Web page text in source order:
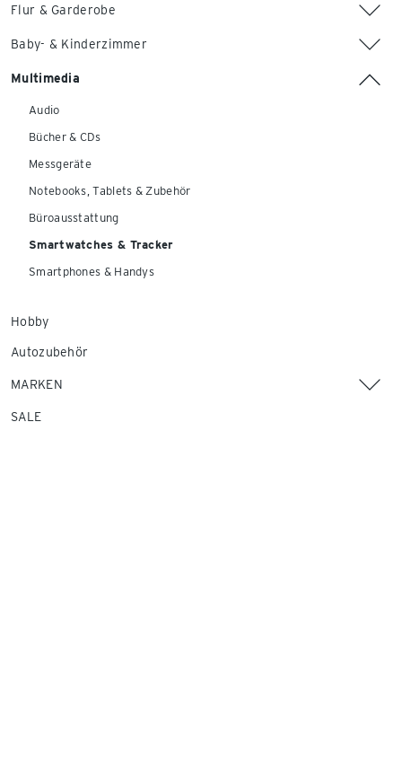
Flur & Garderobe
Baby- & Kinderzimmer
Multimedia
Audio
Bücher & CDs
Messgeräte
Notebooks, Tablets & Zubehör
Büroausstattung
Smartwatches & Tracker
Smartphones & Handys
Hobby
Autozubehör
MARKEN
SALE